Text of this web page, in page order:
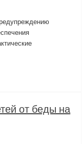
от беды на